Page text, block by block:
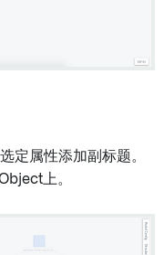
定属性添加副标题。
上。